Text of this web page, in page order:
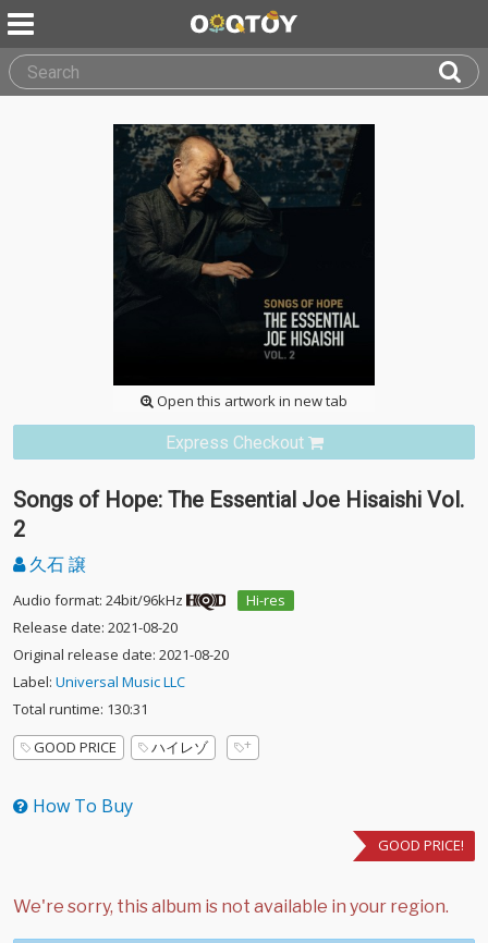
Open this artwork in new tab
Express Checkout
Songs of Hope: The Essential Joe Hisaishi Vol.
2
久石 譲
Audio format: 24bit/96kHz
Hi-res
Release date: 2021-08-20
Original release date: 2021-08-20
Label: Universal Music LLC
Total runtime: 130:31
GOOD PRICE
ハイレゾ
How To Buy
GOOD PRICE!